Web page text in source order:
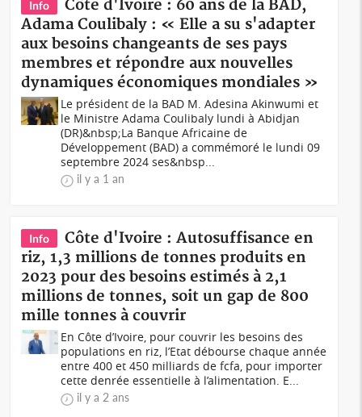
Info
Côte d'Ivoire : 60 ans de la BAD,
Adama Coulibaly : « Elle a su s'adapter
aux besoins changeants de ses pays
membres et répondre aux nouvelles
dynamiques économiques mondiales »
Le président de la BAD M. Adesina Akinwumi et
le Ministre Adama Coulibaly lundi à Abidjan
(DR)&nbsp;La Banque Africaine de
Développement (BAD) a commémoré le lundi 09
septembre 2024 ses&nbsp...
il y a 1 an
Info
Côte d'Ivoire : Autosuffisance en
riz, 1,3 millions de tonnes produits en
2023 pour des besoins estimés à 2,1
millions de tonnes, soit un gap de 800
mille tonnes à couvrir
En Côte d’Ivoire, pour couvrir les besoins des
populations en riz, l’Etat débourse chaque année
entre 400 et 450 milliards de fcfa, pour importer
cette denrée essentielle à l’alimentation. E...
il y a 2 ans